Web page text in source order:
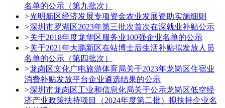
名单的公示（第九批次）
>光明新区经济发展专项资金农业发展资助实施细则
>深圳市罗湖区2023年第三批次首次在深就业补贴公示
>关于2018年度龙华区服务业100强企业名单的公示
>关于2021年大鹏新区在站博士后生活补贴拟发放人员
名单的公示（第四批次）
>龙岗区文化广电旅游体育局关于2023年龙岗区住宿业
消费补贴发放平台企业遴选结果的公示
>深圳市龙岗区工业和信息化局关于公示龙岗区低空经
济产业政策扶持项目（2024年度第二批）拟扶持企业名